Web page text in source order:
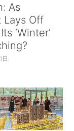
As
Lays Off
‘Winter’